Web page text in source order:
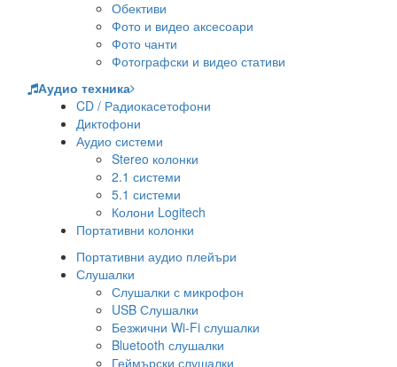
Обективи
Фото и видео аксесоари
Фото чанти
Фотографски и видео стативи
Аудио техника
CD / Радиокасетофони
Диктофони
Аудио системи
Stereo колонки
2.1 системи
5.1 системи
Колони Logitech
Портативни колонки
Портативни аудио плейъри
Слушалки
Слушалки с микрофон
USB Слушалки
Безжични Wi-Fi слушалки
Bluetooth слушалки
Геймърски слушалки